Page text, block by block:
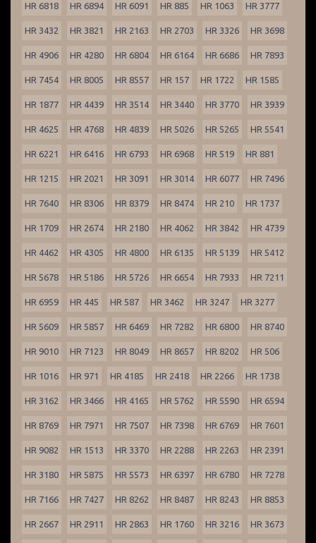
HR 6818 HR 6894 HR 6091 HR 885 HR 1063 HR 3777
HR 3432 HR 3821 HR 2163 HR 2703 HR 3326 HR 3698
HR 4906 HR 4280 HR 6804 HR 6164 HR 6686 HR 7893
HR 7454 HR 8005 HR 8557 HR 157 HR 1722 HR 1585
HR 1877 HR 4439 HR 3514 HR 3440 HR 3770 HR 3939
HR 4625 HR 4768 HR 4839 HR 5026 HR 5265 HR 5541
HR 6221 HR 6416 HR 6793 HR 6968 HR 519 HR 881
HR 1215 HR 2021 HR 3091 HR 3014 HR 6077 HR 7496
HR 7640 HR 8306 HR 8379 HR 8474 HR 210 HR 1737
HR 1709 HR 2674 HR 2180 HR 4062 HR 3842 HR 4739
HR 4462 HR 4305 HR 4800 HR 6135 HR 5139 HR 5412
HR 5678 HR 5186 HR 5726 HR 6654 HR 7933 HR 7211
HR 6959 HR 445 HR 587 HR 3462 HR 3247 HR 3277
HR 5609 HR 5857 HR 6469 HR 7282 HR 6800 HR 8740
HR 9010 HR 7123 HR 8049 HR 8657 HR 8202 HR 506
HR 1016 HR 971 HR 4185 HR 2418 HR 2266 HR 1738
HR 3162 HR 3466 HR 4165 HR 5762 HR 5590 HR 6594
HR 8769 HR 7971 HR 7507 HR 7398 HR 6769 HR 7601
HR 9082 HR 1513 HR 3370 HR 2288 HR 2263 HR 2391
HR 3180 HR 5875 HR 5573 HR 6397 HR 6780 HR 7278
HR 7166 HR 7427 HR 8262 HR 8487 HR 8243 HR 8853
HR 2667 HR 2911 HR 2863 HR 1760 HR 3216 HR 3673